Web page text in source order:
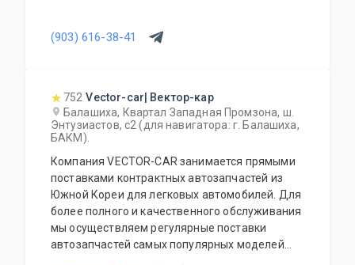
(903) 616-38-41
752 Vector-car| Вектор-кар
Балашиха, Квартал Западная Промзона, ш.
Энтузиастов, с2 (для навигатора: г. Балашиха,
БАКМ).
Компания VECTOR-CAR занимается прямыми
поставками контрактных автозапчастей из
Южной Кореи для легковых автомобилей. Для
более полного и качественного обслуживания
мы осуществляем регулярные поставки
автозапчастей самых популярных моделей